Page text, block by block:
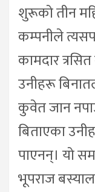
शुरूको तीन
कम्पनीले
कामदार
उनीहरू
कुवेत जान
बिताएका
पाएनन्। यो
भूपराज